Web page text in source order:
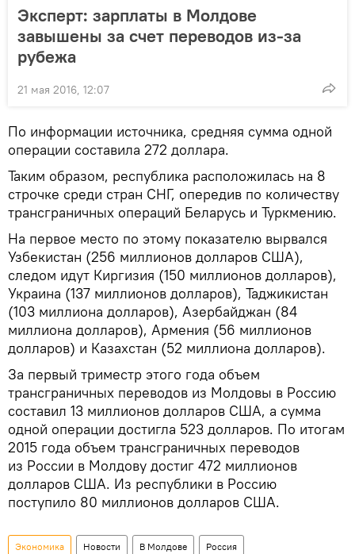
Эксперт: зарплаты в Молдове
завышены за счет переводов из-за
рубежа
21 мая 2016, 12:07
По информации источника, средняя сумма одной
операции составила 272 доллара.
Таким образом, республика расположилась на 8
строчке среди стран СНГ, опередив по количеству
трансграничных операций Беларусь и Туркмению.
На первое место по этому показателю вырвался
Узбекистан (256 миллионов долларов США),
следом идут Киргизия (150 миллионов долларов),
Украина (137 миллионов долларов), Таджикистан
(103 миллиона долларов), Азербайджан (84
миллиона долларов), Армения (56 миллионов
долларов) и Казахстан (52 миллиона долларов).
За первый триместр этого года объем
трансграничных переводов из Молдовы в Россию
составил 13 миллионов долларов США, а сумма
одной операции достигла 523 долларов. По итогам
2015 года объем трансграничных переводов
из России в Молдову достиг 472 миллионов
долларов США. Из республики в Россию
поступило 80 миллионов долларов США.
Экономика Новости В Молдове Россия